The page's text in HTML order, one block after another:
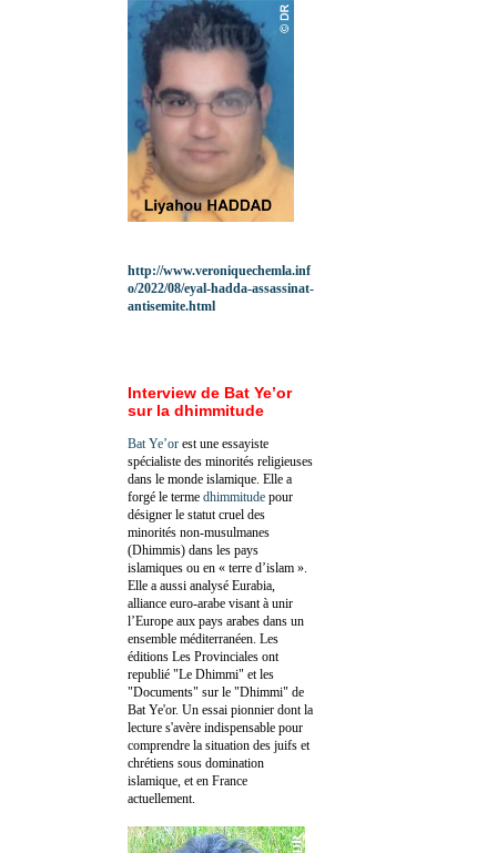
http://www.veroniquechemla.inf
o/2022/08/eyal-hadda-assassinat-
antisemite.html
Interview de Bat Ye’or
sur la dhimmitude
Bat Ye’or est une essayiste
spécialiste des minorités religieuses
dans le monde islamique. Elle a
forgé le terme dhimmitude pour
désigner le statut cruel des
minorités non-musulmanes
(Dhimmis) dans les pays
islamiques ou en « terre d’islam ».
Elle a aussi analysé Eurabia,
alliance euro-arabe visant à unir
l’Europe aux pays arabes dans un
ensemble méditerranéen. Les
éditions Les Provinciales ont
republié "Le Dhimmi" et les
"Documents" sur le "Dhimmi" de
Bat Ye'or. Un essai pionnier dont la
lecture s'avère indispensable pour
comprendre la situation des juifs et
chrétiens sous domination
islamique, et en France
actuellement.